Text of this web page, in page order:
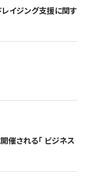
レイジング支援に関す
催される「 ビジネス